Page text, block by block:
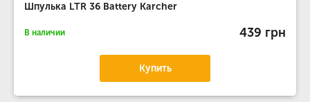
Шпулька LTR 36 Battery Karcher
В наличии 439 грн
Купить